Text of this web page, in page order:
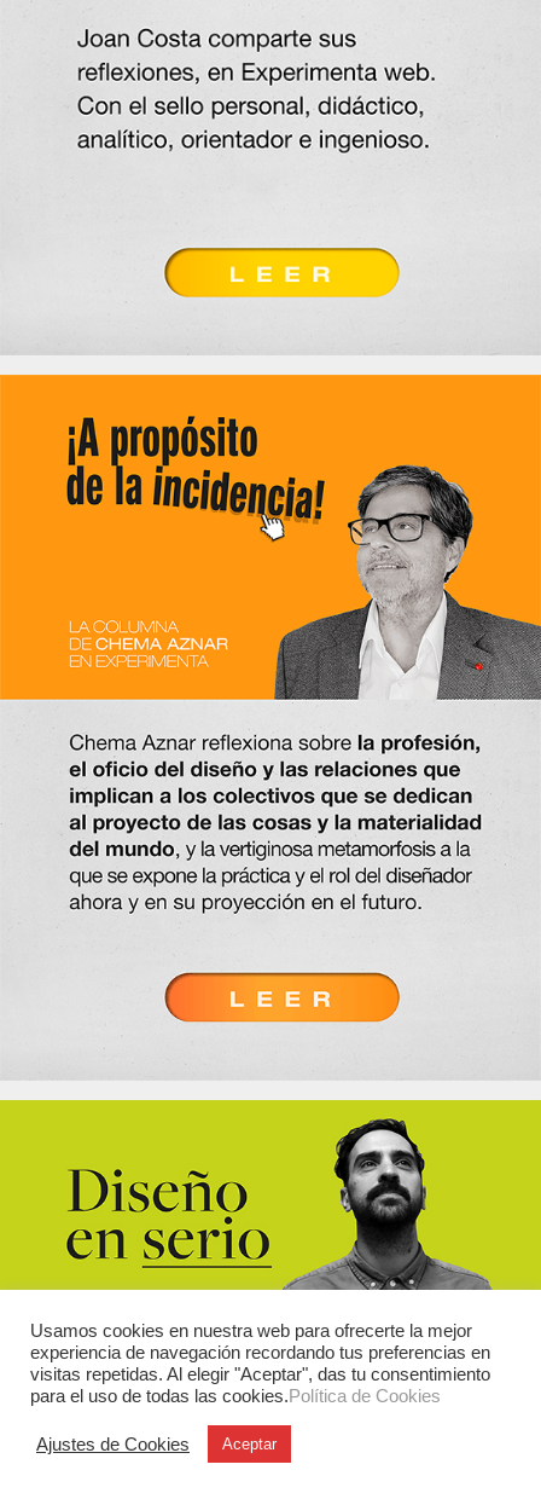
Usamos cookies en nuestra web para ofrecerte la mejor
experiencia de navegación recordando tus preferencias en
visitas repetidas. Al elegir "Aceptar", das tu consentimiento
para el uso de todas las cookies.Política de Cookies
Ajustes de Cookies Aceptar